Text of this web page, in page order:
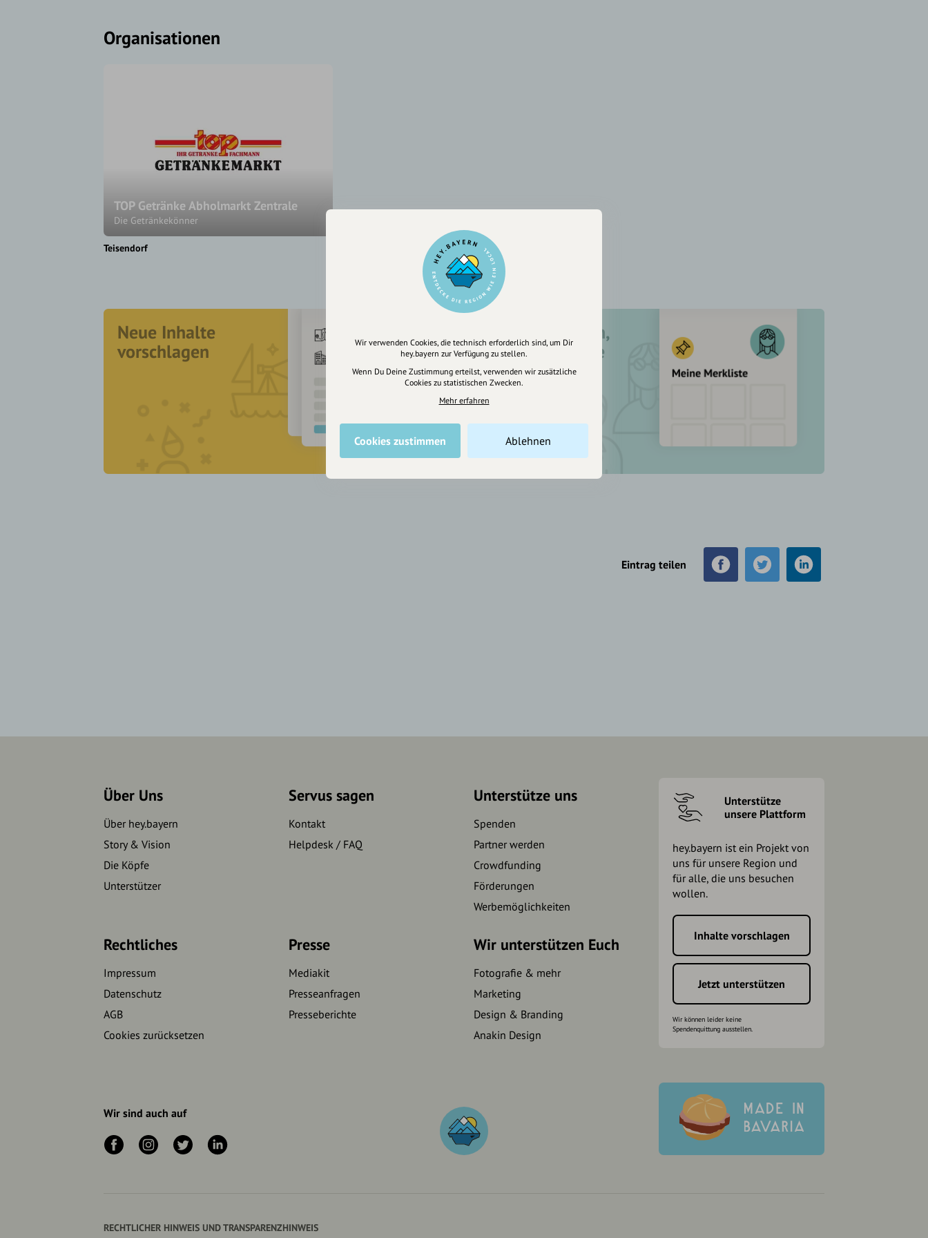
Organisationen
TOP Getränke Abholmarkt Zentrale
Die Getränkekönner
Teisendorf
Neue Inhalte
vorschlagen
Registriere dich,
um dir Einträge
zu merken
Eintrag teilen
Über Uns
Über hey.bayern
Story & Vision
Die Köpfe
Unterstützer
Servus sagen
Kontakt
Helpdesk / FAQ
Unterstütze uns
Spenden
Partner werden
Crowdfunding
Förderungen
Werbemöglichkeiten
Rechtliches
Impressum
Datenschutz
AGB
Cookies zurücksetzen
Presse
Mediakit
Presseanfragen
Presseberichte
Wir unterstützen Euch
Fotografie & mehr
Marketing
Design & Branding
Anakin Design
Unterstütze
unsere Plattform
hey.bayern ist ein Projekt von
uns für unsere Region und
für alle, die uns besuchen
wollen.
Inhalte vorschlagen
Jetzt unterstützen
Wir können leider keine
Spendenquittung ausstellen.
Wir sind auch auf
RECHTLICHER HINWEIS UND TRANSPARENZHINWEIS
Wir verwenden Cookies, die technisch erforderlich sind, um Dir
hey.bayern zur Verfügung zu stellen.
Wenn Du Deine Zustimmung erteilst, verwenden wir zusätzliche
Cookies zu statistischen Zwecken.
Mehr erfahren
Cookies zustimmen Ablehnen